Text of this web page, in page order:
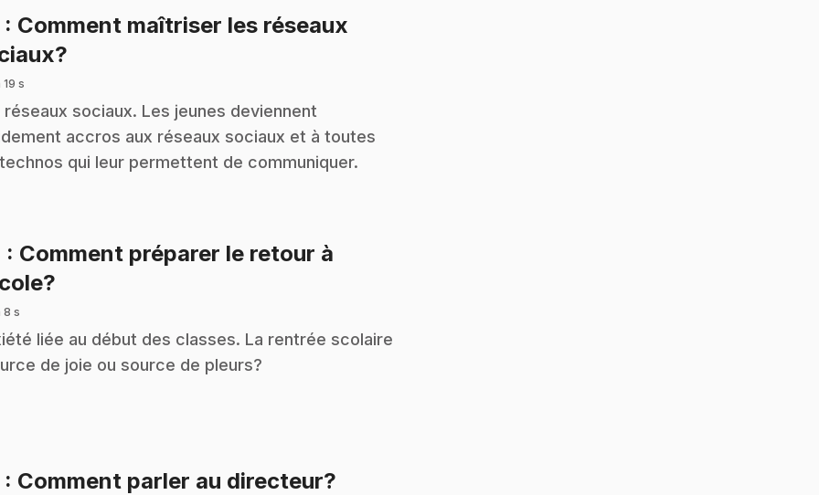
: Comment maîtriser les réseaux
19 s
réseaux sociaux. Les jeunes deviennent
accros aux réseaux sociaux et à toutes
qui leur permettent de communiquer.
: Comment préparer le retour à
8 s
liée au début des classes. La rentrée scolaire
de joie ou source de pleurs?
: Comment parler au directeur?